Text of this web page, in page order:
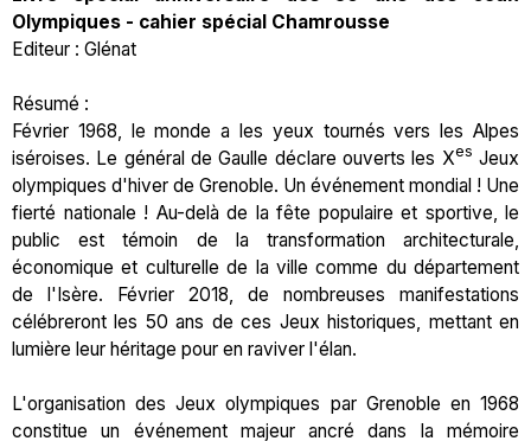
Olympiques - cahier spécial Chamrousse
Editeur : Glénat
Résumé :
Février 1968, le monde a les yeux tournés vers les Alpes
iséroises. Le général de Gaulle déclare ouverts les Xes Jeux
olympiques d'hiver de Grenoble. Un événement mondial ! Une
fierté nationale ! Au-delà de la fête populaire et sportive, le
public est témoin de la transformation architecturale,
économique et culturelle de la ville comme du département
de l'Isère. Février 2018, de nombreuses manifestations
célébreront les 50 ans de ces Jeux historiques, mettant en
lumière leur héritage pour en raviver l'élan.
L'organisation des Jeux olympiques par Grenoble en 1968
constitue un événement majeur ancré dans la mémoire